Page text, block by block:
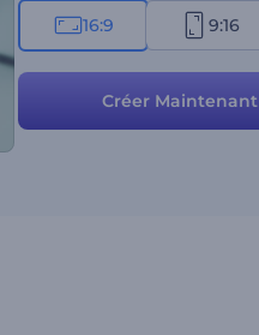
16:9 9:16
Créer Maintenant